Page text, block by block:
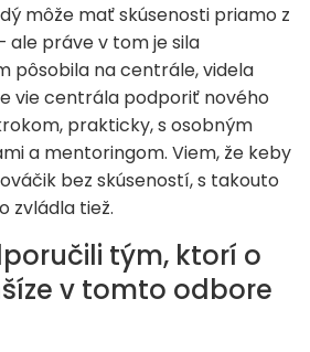
môže mať skúsenosti priamo z
ale práve v tom je sila
pôsobila na centrále, videla
vie centrála podporiť nového
prakticky, s osobným
a mentoringom. Viem, že keby
bez skúseností, s takouto
zvládla tiež.
tým, ktorí o
v tomto odbore